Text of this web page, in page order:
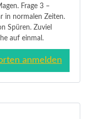
Frage 3 –
in normalen Zeiten.
Spüren. Zuviel
auf einmal.
anmelden